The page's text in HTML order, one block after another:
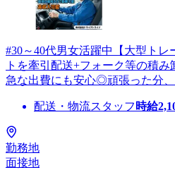
#30～40代男女活躍中【大型ト
トを牽引配送+フォーク等の積
急な出費にも安心◎頑張った分、
配送・物流スタッフ 時給
勤務地
面接地